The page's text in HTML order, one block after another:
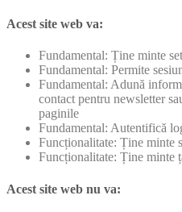
Acest site web va:
Fundamental: Ține minte
Fundamental: Permite
Fundamental: Adună
contact pentru newsletter
paginile
Fundamental: Autentifică
Funcționalitate: Ține minte
Funcționalitate: Ține minte
Acest site web nu va: